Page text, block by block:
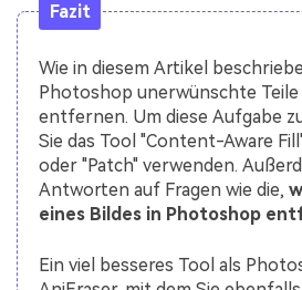
Fazit
Wie in diesem Artikel
Photoshop unerwünschte
entfernen. Um diese Aufgabe
Sie das Tool "Content-Aware
oder "Patch" verwenden.
Antworten auf Fragen wie die,
eines Bildes in Photoshop
Ein viel besseres Tool als